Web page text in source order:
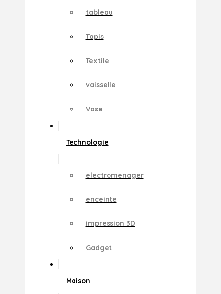
tableau
Tapis
Textile
vaisselle
Vase
Technologie
electromenager
enceinte
impression 3D
Gadget
Maison